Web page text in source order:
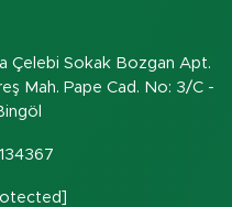
Çelebi Sokak Bozgan Apt.
Mah. Pape Cad. No: 3/C -